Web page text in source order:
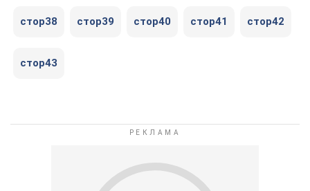
стор38 стор39 стор40 стор41 стор42
стор43